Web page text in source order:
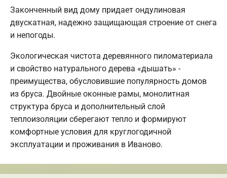
Законченный вид дому придает ондулиновая
двускатная, надежно защищающая строение от снега
и непогоды.
Экологическая чистота деревянного пиломатериала
и свойство натурального дерева «дышать» -
преимущества, обусловившие популярность домов
из бруса. Двойные оконные рамы, монолитная
структура бруса и дополнительный слой
теплоизоляции сберегают тепло и формируют
комфортные условия для круглогодичной
эксплуатации и проживания в Иваново.